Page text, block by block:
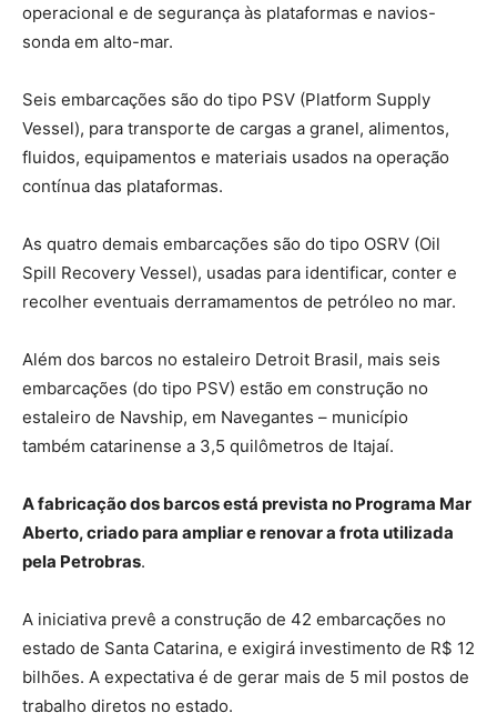
operacional e de segurança às plataformas e navios-
sonda em alto-mar.
Seis embarcações são do tipo PSV (Platform Supply
Vessel), para transporte de cargas a granel, alimentos,
fluidos, equipamentos e materiais usados na operação
contínua das plataformas.
As quatro demais embarcações são do tipo OSRV (Oil
Spill Recovery Vessel), usadas para identificar, conter e
recolher eventuais derramamentos de petróleo no mar.
Além dos barcos no estaleiro Detroit Brasil, mais seis
embarcações (do tipo PSV) estão em construção no
estaleiro de Navship, em Navegantes – município
também catarinense a 3,5 quilômetros de Itajaí.
A fabricação dos barcos está prevista no Programa Mar
Aberto, criado para ampliar e renovar a frota utilizada
pela Petrobras.
A iniciativa prevê a construção de 42 embarcações no
estado de Santa Catarina, e exigirá investimento de R$ 12
bilhões. A expectativa é de gerar mais de 5 mil postos de
trabalho diretos no estado.